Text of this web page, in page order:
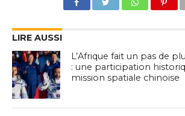
LIRE AUSSI
L’Afrique fait un pas de
: une participation
mission spatiale chinoise